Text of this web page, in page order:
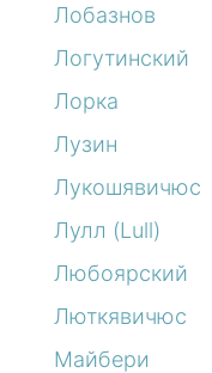
Лобазнов
Логутинский
Лорка
Лузин
Лукошявичюс
Лулл (Lull)
Любоярский
Люткявичюс
Майбери